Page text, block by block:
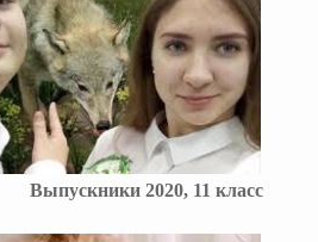
Выпускники 2020, 11 класс